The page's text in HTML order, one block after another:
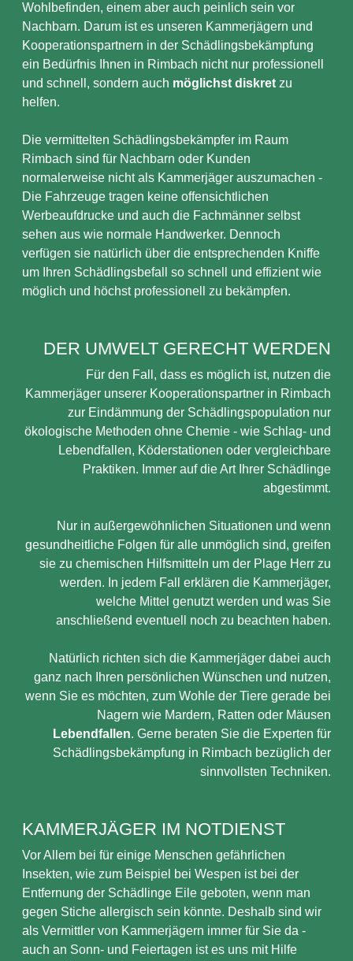
Wohlbefinden, einem aber auch peinlich sein vor
Nachbarn. Darum ist es unseren Kammerjägern und
Kooperationspartnern in der Schädlingsbekämpfung
ein Bedürfnis Ihnen in Rimbach nicht nur professionell
und schnell, sondern auch möglichst diskret zu
helfen.
Die vermittelten Schädlingsbekämpfer im Raum
Rimbach sind für Nachbarn oder Kunden
normalerweise nicht als Kammerjäger auszumachen -
Die Fahrzeuge tragen keine offensichtlichen
Werbeaufdrucke und auch die Fachmänner selbst
sehen aus wie normale Handwerker. Dennoch
verfügen sie natürlich über die entsprechenden Kniffe
um Ihren Schädlingsbefall so schnell und effizient wie
möglich und höchst professionell zu bekämpfen.
DER UMWELT GERECHT WERDEN
Für den Fall, dass es möglich ist, nutzen die
Kammerjäger unserer Kooperationspartner in Rimbach
zur Eindämmung der Schädlingspopulation nur
ökologische Methoden ohne Chemie - wie Schlag- und
Lebendfallen, Köderstationen oder vergleichbare
Praktiken. Immer auf die Art Ihrer Schädlinge
abgestimmt.
Nur in außergewöhnlichen Situationen und wenn
gesundheitliche Folgen für alle unmöglich sind, greifen
sie zu chemischen Hilfsmitteln um der Plage Herr zu
werden. In jedem Fall erklären die Kammerjäger,
welche Mittel genutzt werden und was Sie
anschließend eventuell noch zu beachten haben.
Natürlich richten sich die Kammerjäger dabei auch
ganz nach Ihren persönlichen Wünschen und nutzen,
wenn Sie es möchten, zum Wohle der Tiere gerade bei
Nagern wie Mardern, Ratten oder Mäusen
Lebendfallen. Gerne beraten Sie die Experten für
Schädlingsbekämpfung in Rimbach bezüglich der
sinnvollsten Techniken.
KAMMERJÄGER IM NOTDIENST
Vor Allem bei für einige Menschen gefährlichen
Insekten, wie zum Beispiel bei Wespen ist bei der
Entfernung der Schädlinge Eile geboten, wenn man
gegen Stiche allergisch sein könnte. Deshalb sind wir
als Vermittler von Kammerjägern immer für Sie da -
auch an Sonn- und Feiertagen ist es uns mit Hilfe